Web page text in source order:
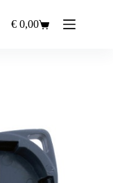
Winkelwagen
€ 0,00